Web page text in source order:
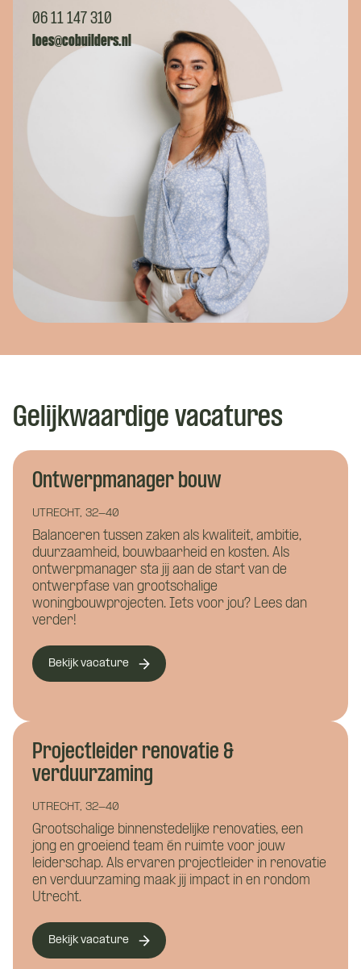
06 11 147 310
loes@cobuilders.nl
Gelijkwaardige vacatures
Ontwerpmanager bouw
UTRECHT, 32-40
Balanceren tussen zaken als kwaliteit, ambitie,
duurzaamheid, bouwbaarheid en kosten. Als
ontwerpmanager sta jij aan de start van de
ontwerpfase van grootschalige
woningbouwprojecten. Iets voor jou? Lees dan
verder!
Bekijk vacature
Projectleider renovatie &
verduurzaming
UTRECHT, 32-40
Grootschalige binnenstedelijke renovaties, een
jong en groeiend team én ruimte voor jouw
leiderschap. Als ervaren projectleider in renovatie
en verduurzaming maak jij impact in en rondom
Utrecht.
Bekijk vacature
Wie ben je?
Hoe kunnen we je bereiken?*
Wat is je naam?
Namens welk bedrijf neem je contact op?
Wat is je telefoonnummer?